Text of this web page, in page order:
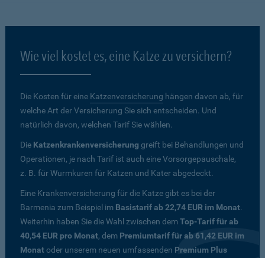
Wie viel kostet es, eine Katze zu versichern?
Die Kosten für eine Katzenversicherung hängen davon ab, für
welche Art der Versicherung Sie sich entscheiden. Und
natürlich davon, welchen Tarif Sie wählen.
Die Katzenkrankenversicherung greift bei Behandlungen und
Operationen, je nach Tarif ist auch eine Vorsorgepauschale,
z. B. für Wurmkuren für Katzen und Kater abgedeckt.
Eine Krankenversicherung für die Katze gibt es bei der
Barmenia zum Beispiel im Basistarif ab 22,74 EUR im Monat.
Weiterhin haben Sie die Wahl zwischen demTop-Tarif für ab
40,54 EUR pro Monat, dem Premiumtarif für ab 61,42 EUR im
Monatoder unserem neuen umfassenden Premium Plus